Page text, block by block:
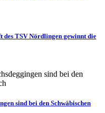
des TSV Nördlingen gewinnt die
sind bei den Schwäbischen